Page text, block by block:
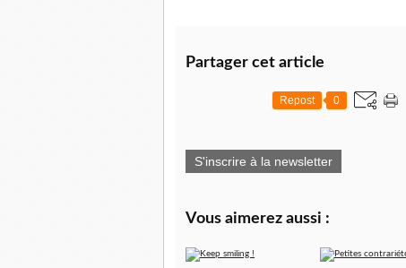
Partager cet article
Repost 0
S'inscrire à la newsletter
Vous aimerez aussi :